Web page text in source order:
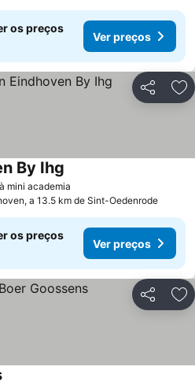
os preços
Ver preços
Partilhar
mini academia
By Ihg
a 13.5 km de Sint-Oedenrode
os preços
Ver preços
Partilhar